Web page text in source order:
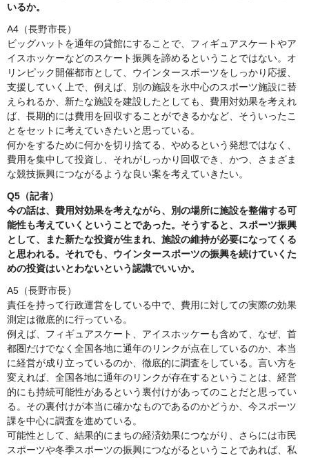
いるか。
A4（長野市長）
ビッグハットを通年の貸館にすることで、フィギュアスケートやア
イスホッケーなどのスケート振興を諦めるということではない。オ
リンピック開催都市として、ウインタースポーツをしっかり応援、
支援していく上で、例えば、別の施設を氷中心のスポーツ施設に替
えられるか、新たな施設を建設したとしても、費用対効果を考えれ
ば、長期的には費用を回収することができるかなど、そういったこ
とをセットに考えていきたいと思っている。
何かをするために何かを切り捨てる、やめるという発想ではなく、
費用を集中して投資し、それがしっかり回収でき、かつ、さまざま
な競技振興につながるような良い案を考えていきたい。
Q5（記者）
今の話は、費用対効果を考えながら、別の場所に施設を整備する可
能性も考えていくということであった。そうすると、スポーツ振興
として、また新たな投資が生まれ、施設の維持が必要になってくる
と思われる。それでも、ウインタースポーツの振興を続けていくた
めの投資はいとわないという認識でいいか。
A5（長野市長）
責任を持って行政運営をしている中で、費用に対しての実際の効果
測定は徹底的に行っている。
例えば、フィギュアスケート、アイスホッケーも含めて、なぜ、首
都圏だけでなく全国各地に通年のリンクが点在しているのか、本当
に経営が成り立っているのか、徹底的に調査をしている。言い方を
変えれば、全国各地に通年のリンクが存在するということは、経営
的にも持続可能性があるという裏付けがあってのことだと思ってい
る。その裏付けが本当に確かなものであるのかどうか、今スポーツ
課を中心に調査を進めている。
可能性として、結果的にまちの経済効果につながり、さらには市民
スポーツや冬季スポーツの振興につながるということであれば、私